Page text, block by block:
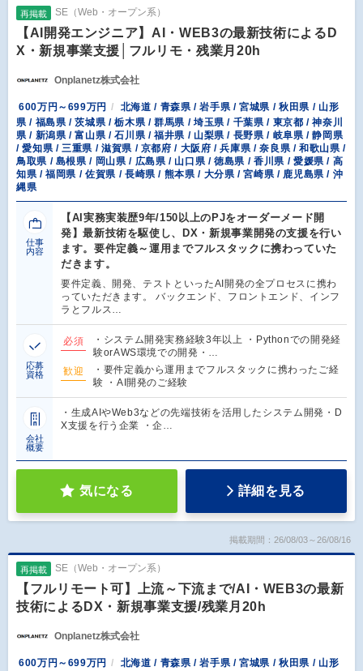
再掲載 SE（Web・オープン系）
【AI開発エンジニア】AI・WEB3の最新技術によるD
X・新規事業支援│フルリモ・残業月20h
Onplanetz株式会社
600万円～699万円
北海道 / 青森県 / 岩手県 / 宮城県 / 秋田県 / 山形
県 / 福島県 / 茨城県 / 栃木県 / 群馬県 / 埼玉県 / 千葉県 / 東京都 / 神奈川
県 / 新潟県 / 富山県 / 石川県 / 福井県 / 山梨県 / 長野県 / 岐阜県 / 静岡県
/ 愛知県 / 三重県 / 滋賀県 / 京都府 / 大阪府 / 兵庫県 / 奈良県 / 和歌山県 /
鳥取県 / 島根県 / 岡山県 / 広島県 / 山口県 / 徳島県 / 香川県 / 愛媛県 / 高
知県 / 福岡県 / 佐賀県 / 長崎県 / 熊本県 / 大分県 / 宮崎県 / 鹿児島県 / 沖
縄県
仕事
内容
【AI実務実装歴9年/150以上のPJをオーダーメード開
発】最新技術を駆使し、DX・新規事業開発の支援を行い
ます。要件定義～運用までフルスタックに携わっていた
だきます。
要件定義、開発、テストといったAI開発の全プロセスに携わ
っていただきます。 バックエンド、フロントエンド、インフ
ラとフルス…
応募
資格
必須
・システム開発実務経験3年以上 ・Pythonでの開発経
験orAWS環境での開発・…
歓迎
・要件定義から運用までフルスタックに携わったご経
験 ・AI開発のご経験
会社
概要
・生成AIやWeb3などの先端技術を活用したシステム開発・D
X支援を行う企業 ・企…
気になる 詳細を見る
掲載期間：26/08/03～26/08/16
再掲載 SE（Web・オープン系）
【フルリモート可】上流～下流まで/AI・WEB3の最新
技術によるDX・新規事業支援/残業月20h
Onplanetz株式会社
600万円～699万円
北海道 / 青森県 / 岩手県 / 宮城県 / 秋田県 / 山形